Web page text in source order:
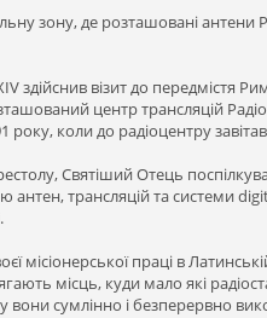
зону, де розташовані
здійснив візит до передмістя
центр трансляцій
року, коли до радіоцентру
Святіший Отець
трансляцій та системи
місіонерської праці в
місць, куди мало які
вони сумлінно і безперервно